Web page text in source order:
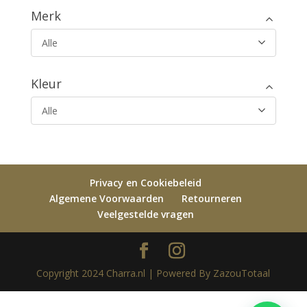
Merk
Alle
Kleur
Alle
Privacy en Cookiebeleid
Algemene Voorwaarden
Retourneren
Veelgestelde vragen
Copyright 2024 Charra.nl | Powered By ZazouTotaal